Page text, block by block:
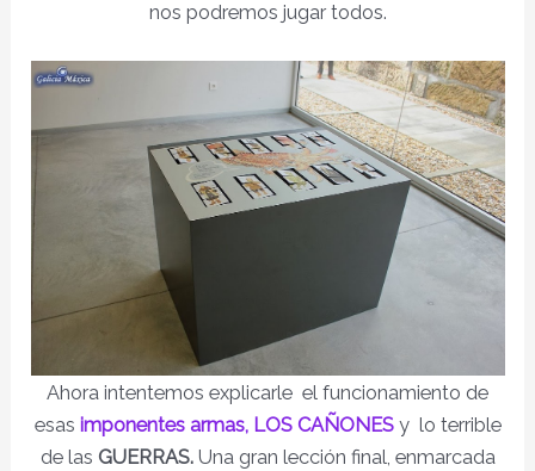
nos podremos jugar todos.
Ahora intentemos explicarle el funcionamiento de
esas imponentes armas, LOS CAÑONES y lo terrible
de las GUERRAS. Una gran lección final, enmarcada